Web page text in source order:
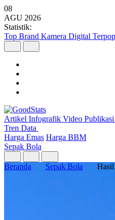
08
AGU 2026
Statistik:
Top Brand Kamera Digital
Artikel Infografik Video Publikasi
Tren Data
Harga Emas Harga BBM
Sepak Bola
Beranda Sepak Bola